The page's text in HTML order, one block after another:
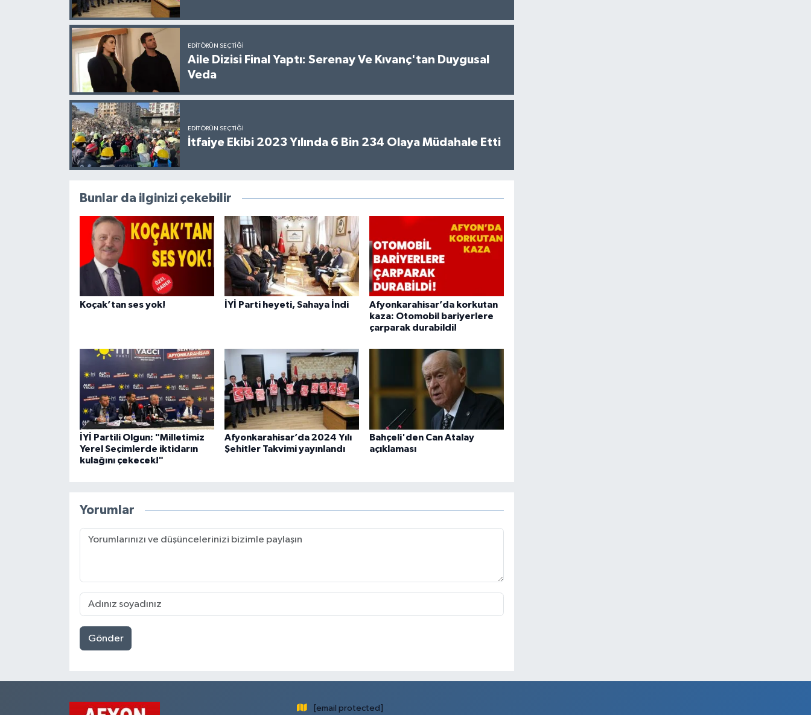
EDITÖRÜN SEÇTIĞI
Aile Dizisi Final Yaptı: Serenay Ve Kıvanç'tan Duygusal
Veda
EDITÖRÜN SEÇTIĞI
İtfaiye Ekibi 2023 Yılında 6 Bin 234 Olaya Müdahale Etti
Bunlar da ilginizi çekebilir
Koçak’tan ses yok! İYİ Parti heyeti, Sahaya İndi
Afyonkarahisar’da korkutan
kaza: Otomobil bariyerlere
çarparak durabildi!
İYİ Partili Olgun: "Milletimiz
Yerel Seçimlerde iktidarın
kulağını çekecek!"
Afyonkarahisar’da 2024 Yılı
Şehitler Takvimi yayınlandı
Bahçeli'den Can Atalay
açıklaması
Yorumlar
Gönder
[email protected]